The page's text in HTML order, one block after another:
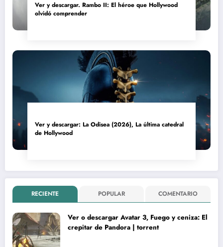
Ver y descargar. Rambo II: El héroe que Hollywood
olvidó comprender
Ver y descargar: La Odisea (2026), La última catedral
de Hollywood
RECIENTE POPULAR COMENTARIO
Ver o descargar Avatar 3, Fuego y ceniza: El
crepitar de Pandora | torrent